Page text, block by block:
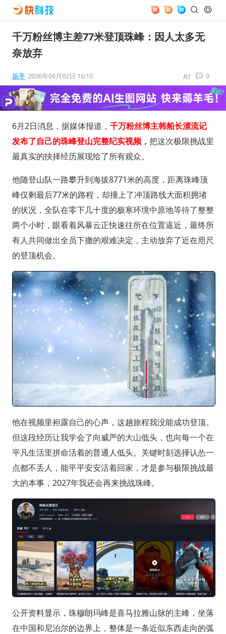
千万粉丝博主差77米登顶珠峰：因人太多无
奈放弃
振亭 2026年06月02日 16:10 0
6月2日消息，据媒体报道， 千万粉丝博主韩船长漂流记
发布了自己的珠峰登山完整纪实视频， 把这次极限挑战里
最真实的抉择经历展现给了所有观众。
他随登山队一路攀升到海拔8771米的高度，距离珠峰顶
峰仅剩最后77米的路程，却撞上了冲顶路线大面积拥堵
的状况，全队在零下几十度的极寒环境中原地等待了整整
两个小时，眼看着风暴云正快速往所在位置逼近，最终所
有人共同做出全员下撤的艰难决定，主动放弃了近在咫尺
的登顶机会。
他在视频里袒露自己的心声，这趟旅程我没能成功登顶。
但这段经历让我学会了向威严的大山低头，也向每一个在
平凡生活里拼命活着的普通人低头。关键时刻选择认怂一
点都不丢人，能平平安安活着回家，才是参与极限挑战最
大的本事，2027年我还会再来挑战珠峰。
公开资料显示，珠穆朗玛峰是喜马拉雅山脉的主峰，坐落
在中国和尼泊尔的边界上，整体是一条近似东西走向的弧